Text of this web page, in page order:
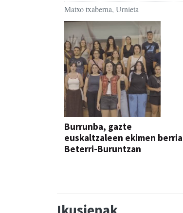
Matxo txaberna, Urnieta
Burrunba, gazte
euskaltzaleen ekimen berria
Beterri-Buruntzan